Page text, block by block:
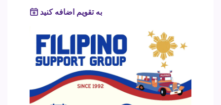
به تقویم اضافه کنید